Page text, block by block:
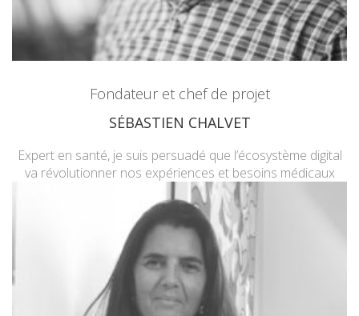
Fondateur et chef de projet
SÉBASTIEN CHALVET
Expert en santé, je suis persuadé que l’écosystème digital
va révolutionner nos expériences et besoins médicaux